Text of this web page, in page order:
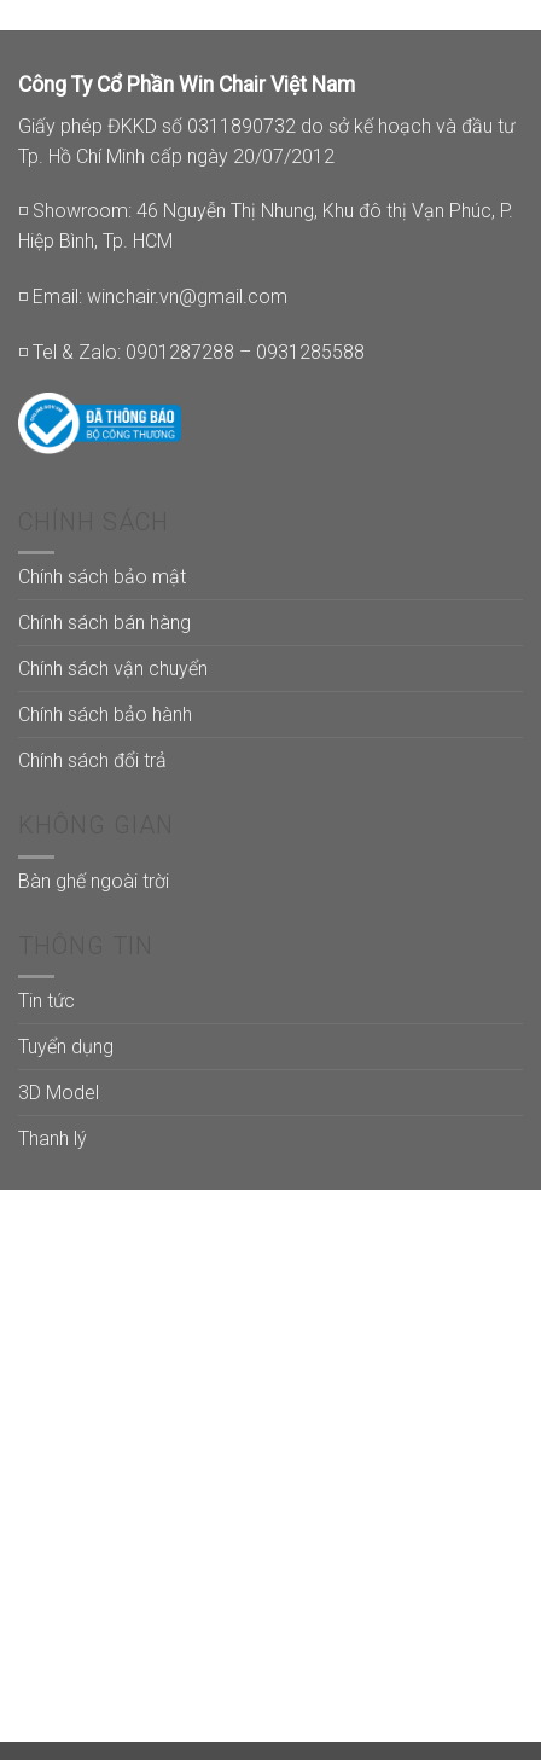
Công Ty Cổ Phần Win Chair Việt Nam
Giấy phép ĐKKD số 0311890732 do sở kế hoạch và đầu tư
Tp. Hồ Chí Minh cấp ngày 20/07/2012
◽ Showroom: 46 Nguyễn Thị Nhung, Khu đô thị Vạn Phúc, P.
Hiệp Bình, Tp. HCM
◽ Email: winchair.vn@gmail.com
◽ Tel & Zalo: 0901287288 – 0931285588
Chính sách bảo mật
Chính sách bán hàng
Chính sách vận chuyển
Chính sách bảo hành
Chính sách đổi trả
Bàn ghế ngoài trời
Tin tức
Tuyển dụng
3D Model
Thanh lý